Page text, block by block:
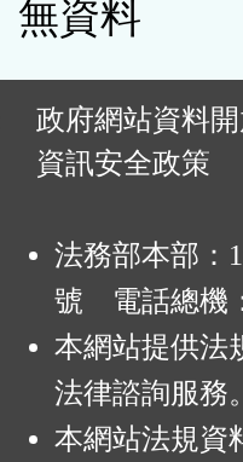
無資料
政府網站資料
資訊安全政策
法務部本部：
號 電話總機
本網站提供法
法律諮詢服務。
本網站法規資